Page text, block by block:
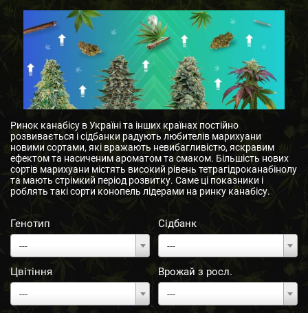
Ринок канабісу в Україні та інших країнах постійно
розвивається і сідбанки радують любителів марихуани
новими сортами, які вражають невибагливістю, яскравим
ефектом та насиченим ароматом та смаком. Більшість нових
сортів марихуани містять високий рівень тетрагідроканабінолу
та мають стрімкий період розвитку. Саме ці показники і
роблять такі сорти конопель лідерами на ринку канабісу.
Генотип
---
Сідбанк
---
Цвітіння
---
Врожай з росл.
---